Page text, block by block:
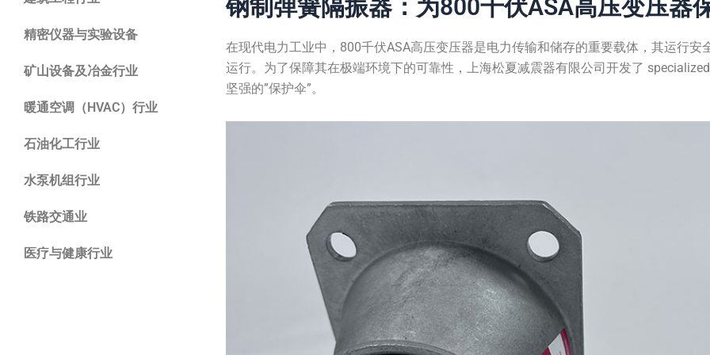
精密仪器与实验设备
矿山设备及冶金行业
暖通空调（HVAC）行业
石油化工行业
水泵机组行业
铁路交通业
医疗与健康行业
钢制弹簧隔振器：为800千伏ASA高压变压器
在现代电力工业中，800千伏ASA高压变压器是电力传输和储存的重要载体，其运行安
运行。为了保障其在极端环境下的可靠性，上海松夏减震器有限公司开发了
坚强的”保护伞”。